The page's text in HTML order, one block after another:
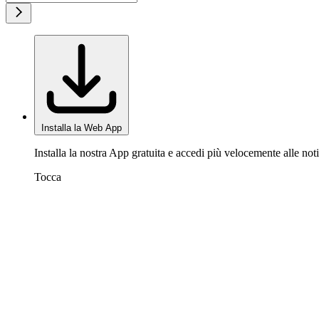
Installa la Web App
Installa la nostra App gratuita e accedi più velocemente alle
Tocca